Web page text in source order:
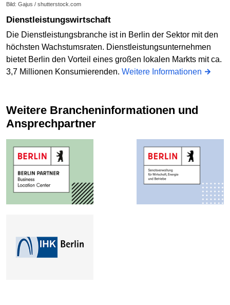
Bild: Gajus / shutterstock.com
Dienstleistungswirtschaft
Die Dienstleistungsbranche ist in Berlin der Sektor mit den
höchsten Wachstumsraten. Dienstleistungsunternehmen
bietet Berlin den Vorteil eines großen lokalen Markts mit ca.
3,7 Millionen Konsumierenden. Weitere Informationen
Weitere Brancheninformationen und
Ansprechpartner